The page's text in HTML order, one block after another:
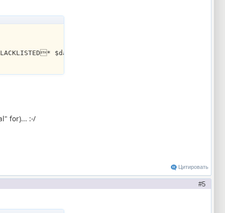
$date $time    (<---- This to have a log
for)... :-/
Цитировать
5